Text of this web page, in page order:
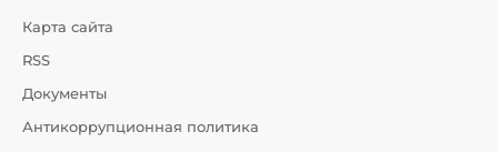
Карта сайта
RSS
Документы
Антикоррупционная политика